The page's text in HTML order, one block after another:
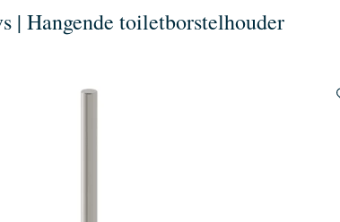
| Hangende toiletborstelhouder